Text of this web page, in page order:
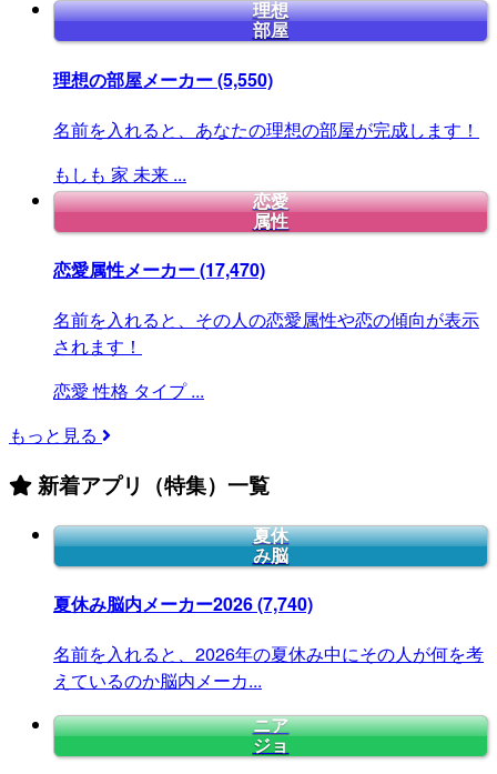
理想
部屋
理想の部屋メーカー(5,550)
名前を入れると、あなたの理想の部屋が完成します！
もしも 家 未来 ...
恋愛
属性
恋愛属性メーカー(17,470)
名前を入れると、その人の恋愛属性や恋の傾向が表示
されます！
恋愛 性格 タイプ ...
もっと見る
新着アプリ（特集）一覧
夏休
み脳
夏休み脳内メーカー2026(7,740)
名前を入れると、2026年の夏休み中にその人が何を考
えているのか脳内メーカ...
ニア
ジョ